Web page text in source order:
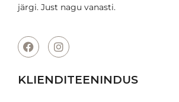
järgi. Just nagu vanasti.
KLIENDITEENINDUS